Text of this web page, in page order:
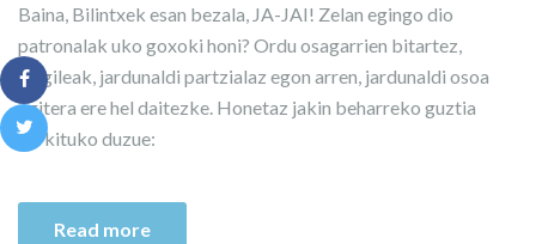
Baina, Bilintxek esan bezala, JA-JAI! Zelan egingo dio
patronalak uko goxoki honi? Ordu osagarrien bitartez,
langileak, jardunaldi partzialaz egon arren, jardunaldi osoa
egitera ere hel daitezke. Honetaz jakin beharreko guztia
aurkituko duzue:
Read more